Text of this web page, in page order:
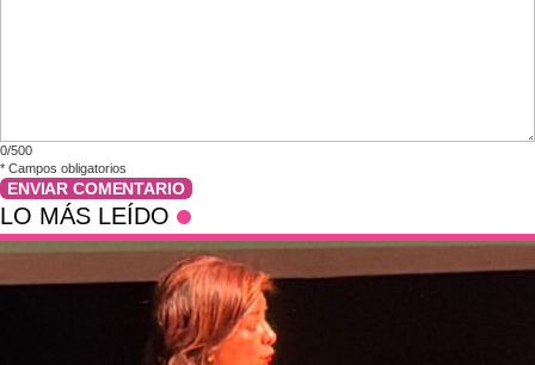
0/500
* Campos obligatorios
ENVIAR COMENTARIO
LO MÁS LEÍDO